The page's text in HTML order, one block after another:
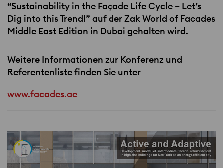
“Sustainability in the Façade Life Cycle – Let’s
Dig into this Trend!” auf der Zak World of Facades
Middle East Edition in Dubai gehalten wird.
Weitere Informationen zur Konferenz und
Referentenliste finden Sie unter
www.facades.ae